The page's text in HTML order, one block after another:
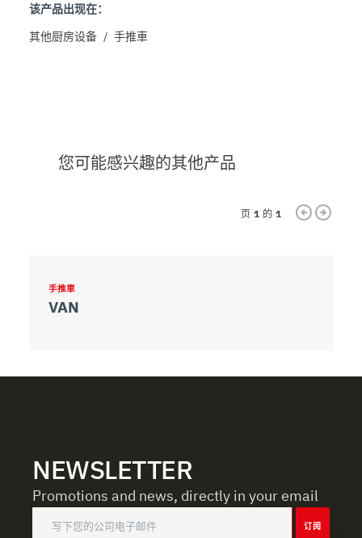
该产品出现在：
其他厨房设备 / 手推車
您可能感兴趣的其他产品
页 1 的 1
手推車
VAN
NEWSLETTER
Promotions and news, directly in your email
订阅